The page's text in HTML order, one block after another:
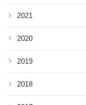
2021
2020
2019
2018